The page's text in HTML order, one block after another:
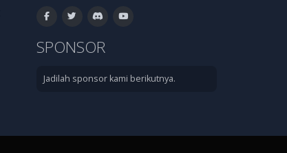
SPONSOR
Jadilah sponsor kami berikutnya.